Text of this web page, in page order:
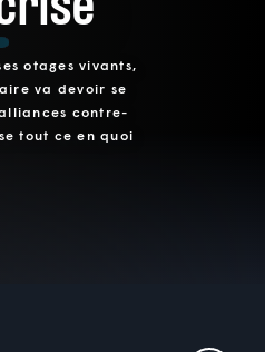
otages vivants,
va devoir se
contre-
tout ce en quoi